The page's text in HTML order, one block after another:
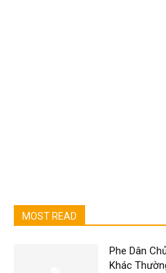
MOST READ
Phe Dân
Khác